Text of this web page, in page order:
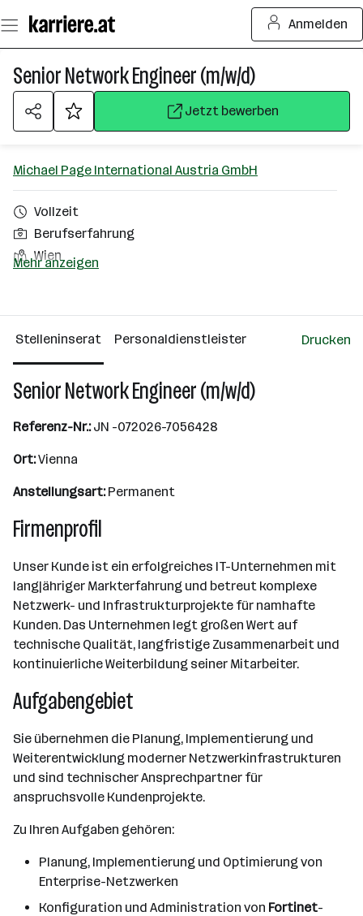
Seiteninhalt
springen
Anmelden
Senior Network Engineer (m/w/d)
Jetzt bewerben
Michael Page International Austria GmbH
Vollzeit
Berufserfahrung
Wien
Wien
Mehr anzeigen
Stelleninserat Personaldienstleister Drucken
Senior Network Engineer (m/w/d)
Referenz-Nr.:JN -072026-7056428
Ort:Vienna
Anstellungsart:Permanent
Firmenprofil
Unser Kunde ist ein erfolgreiches IT-Unternehmen mit
langjähriger Markterfahrung und betreut komplexe
Netzwerk- und Infrastrukturprojekte für namhafte
Kunden. Das Unternehmen legt großen Wert auf
technische Qualität, langfristige Zusammenarbeit und
kontinuierliche Weiterbildung seiner Mitarbeiter.
Aufgabengebiet
Sie übernehmen die Planung, Implementierung und
Weiterentwicklung moderner Netzwerkinfrastrukturen
und sind technischer Ansprechpartner für
anspruchsvolle Kundenprojekte.
Zu Ihren Aufgaben gehören:
Planung, Implementierung und Optimierung von
Enterprise-Netzwerken
Konfiguration und Administration von Fortinet-